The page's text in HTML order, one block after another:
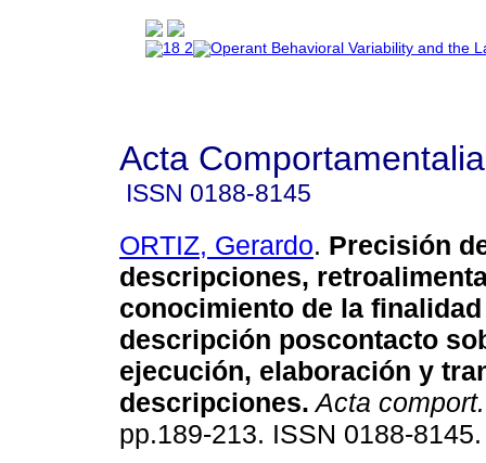
Acta Comportamentalia
ISSN 0188-8145
ORTIZ, Gerardo. Precisión
descripciones,
conocimiento de la
descripción poscontacto
ejecución, elaboración y
descripciones. Acta comport.
pp.189-213. ISSN 0188-8145.